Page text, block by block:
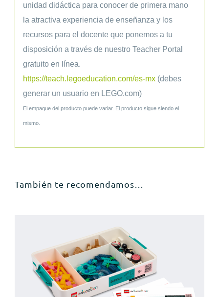
unidad didáctica para conocer de primera mano
la atractiva experiencia de enseñanza y los
recursos para el docente que ponemos a tu
disposición a través de nuestro Teacher Portal
gratuito en línea.
https://teach.legoeducation.com/es-mx(debes
generar un usuario en LEGO.com)
El empaque del producto puede variar. El producto sigue siendo el
mismo.
También te recomendamos…